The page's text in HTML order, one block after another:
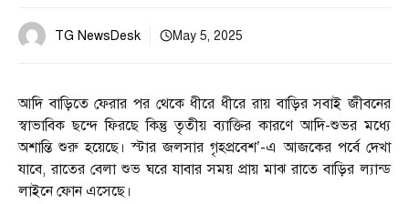
TG NewsDesk May 5, 2025
আদি বাড়িতে ফেরার পর থেকে ধীরে ধীরে রায় বাড়ির সবাই জীবনের
স্বাভাবিক ছন্দে ফিরছে কিন্তু তৃতীয় ব্যাক্তির কারণে আদি-শুভর মধ্যে
অশান্তি শুরু হয়েছে। স্টার জলসার গৃহপ্রবেশ’-এ আজকের পর্বে দেখা
যাবে, রাতের বেলা শুভ ঘরে যাবার সময় প্রায় মাঝ রাতে বাড়ির ল্যান্ড
লাইনে ফোন এসেছে।